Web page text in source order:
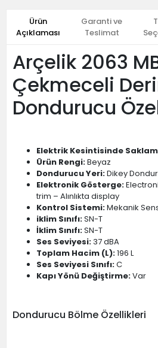
Ürün
Açıklaması
Garanti ve
Teslimat
Arçelik 2063
Çekmeceli
Dondurucu
Elektrik Kesintisinde
Ürün Rengi:Beyaz
Dondurucu Yeri:Dikey
Elektronik Gösterge:
trim – Alınlıkta display
Kontrol Sistemi:Mekanik
iklim Sınıfı:SN-T
İklim Sınıfı:SN-T
Ses Seviyesi:37 dBA
Toplam Hacim (L):196 L
Ses Seviyesi Sınıfı:C
Kapı Yönü Değiştirme:Var
Dondurucu Bölme Özellikleri